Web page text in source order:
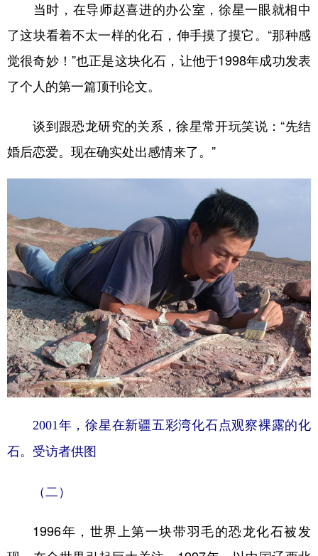
当时，在导师赵喜进的办公室，徐星一眼就相中
了这块看着不太一样的化石，伸手摸了摸它。“那种感
觉很奇妙！”也正是这块化石，让他于1998年成功发表
了个人的第一篇顶刊论文。
谈到跟恐龙研究的关系，徐星常开玩笑说：“先结
婚后恋爱。现在确实处出感情来了。”
2001年，徐星在新疆五彩湾化石点观察裸露的化
石。受访者供图
（二）
1996年，世界上第一块带羽毛的恐龙化石被发